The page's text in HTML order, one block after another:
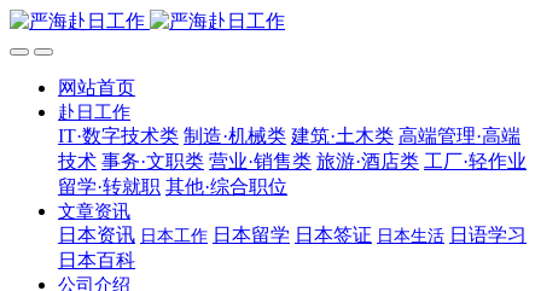
网站首页
赴日工作
IT·数字技术类 制造·机械类 建筑·土木类 高端管理·高端
技术 事务·文职类 营业·销售类 旅游·酒店类 工厂·轻作业
留学·转就职 其他·综合职位
文章资讯
日本资讯 日本工作 日本留学 日本签证 日本生活 日语学习
日本百科
公司介绍